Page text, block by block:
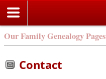
Our Family Genealogy Pages
Contact